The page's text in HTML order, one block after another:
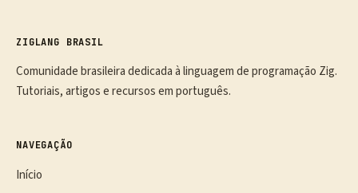
ZIGLANG BRASIL
Comunidade brasileira dedicada à linguagem de programação Zig.
Tutoriais, artigos e recursos em português.
NAVEGAÇÃO
Início